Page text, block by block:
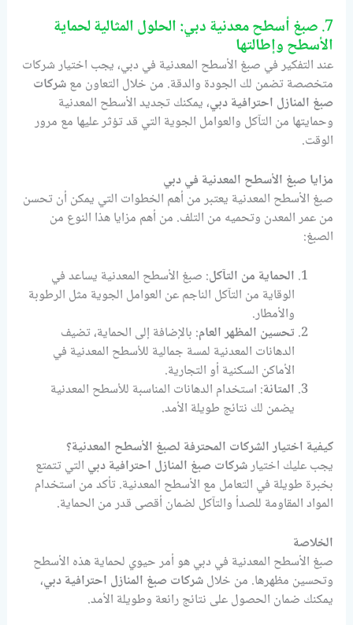
7. صبغ أسطح معدنية دبي: الحلول المثالية لحماية
الأسطح وإطالتها
عند التفكير في صبغ الأسطح المعدنية في دبي، يجب اختيار شركات
متخصصة تضمن لك الجودة والدقة. من خلال التعاون معشركات
صبغ المنازل احترافية دبي، يمكنك تجديد الأسطح المعدنية
وحمايتها من التآكل والعوامل الجوية التي قد تؤثر عليها مع مرور
الوقت.
مزايا صبغ الأسطح المعدنية في دبي
صبغ الأسطح المعدنية يعتبر من أهم الخطوات التي يمكن أن تحسن
من عمر المعدن وتحميه من التلف. من أهم مزايا هذا النوع من
الصبغ:
الحماية من التآكل: صبغ الأسطح المعدنية يساعد في
الوقاية من التآكل الناجم عن العوامل الجوية مثل الرطوبة
والأمطار.
تحسين المظهر العام: بالإضافة إلى الحماية، تضيف
الدهانات المعدنية لمسة جمالية للأسطح المعدنية في
الأماكن السكنية أو التجارية.
المتانة: استخدام الدهانات المناسبة للأسطح المعدنية
يضمن لك نتائج طويلة الأمد.
كيفية اختيار الشركات المحترفة لصبغ الأسطح المعدنية؟
يجب عليك اختيارشركات صبغ المنازل احترافية دبي التي تتمتع
بخبرة طويلة في التعامل مع الأسطح المعدنية. تأكد من استخدام
المواد المقاومة للصدأ والتآكل لضمان أقصى قدر من الحماية.
الخلاصة
صبغ الأسطح المعدنية في دبي هو أمر حيوي لحماية هذه الأسطح
وتحسين مظهرها. من خلالشركات صبغ المنازل احترافية دبي،
يمكنك ضمان الحصول على نتائج رائعة وطويلة الأمد.